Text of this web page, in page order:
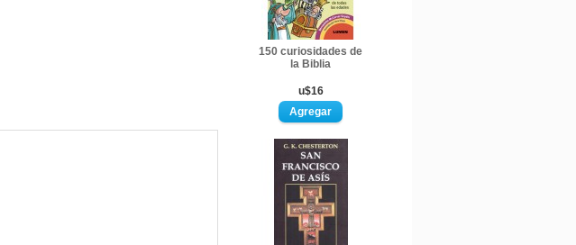
150 curiosidades de
la Biblia
u$16